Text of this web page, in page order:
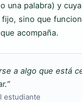
una palabra) y
sino que
acompaña.
a algo que está
estudiante